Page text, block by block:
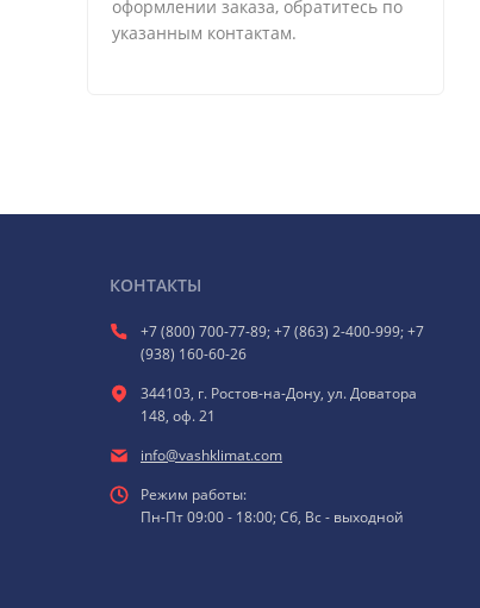
оформлении заказа, обратитесь по
указанным контактам.
КОНТАКТЫ
+7 (800) 700-77-89; +7 (863) 2-400-999; +7
(938) 160-60-26
344103, г. Ростов-на-Дону, ул. Доватора
148, оф. 21
info@vashklimat.com
Режим работы:
Пн-Пт 09:00 - 18:00; Сб, Вс - выходной